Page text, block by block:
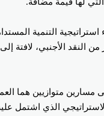
وقناة السويس، مؤكدة تزايد موارد مصر من
تسعى لمواجهة هذا التحدي بالعمل على